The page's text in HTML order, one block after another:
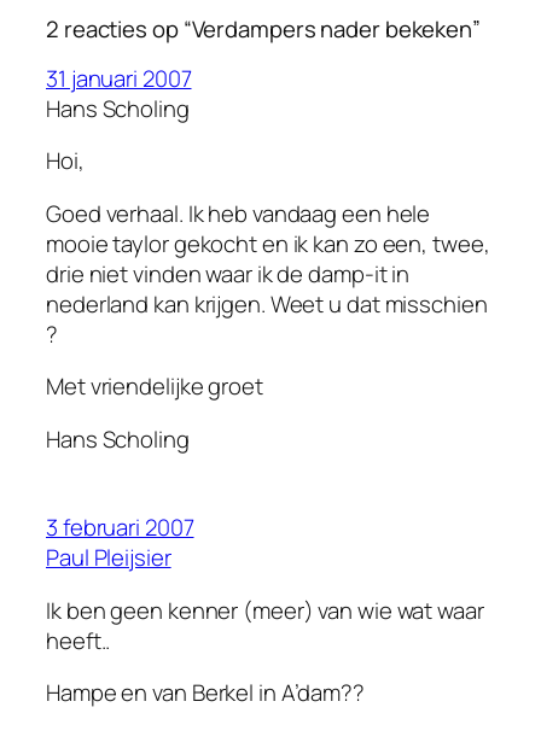
2 reacties op “Verdampers nader bekeken”
31 januari 2007
Hans Scholing
Hoi,
Goed verhaal. Ik heb vandaag een hele
mooie taylor gekocht en ik kan zo een, twee,
drie niet vinden waar ik de damp-it in
nederland kan krijgen. Weet u dat misschien
?
Met vriendelijke groet
Hans Scholing
3 februari 2007
Paul Pleijsier
Ik ben geen kenner (meer) van wie wat waar
heeft..
Hampe en van Berkel in A’dam??